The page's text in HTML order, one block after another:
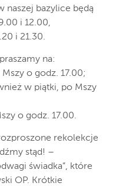
naszej bazylice będą
i 12.00,
i 21.30.
na:
o godz. 17.00;
w piątki, po Mszy
o godz. 17.00.
rekolekcje
stąd! –
świadka”, które
OP. Krótkie